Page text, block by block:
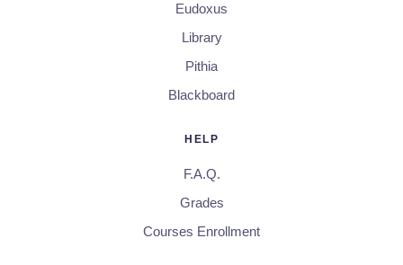
Eudoxus
Library
Pithia
Blackboard
HELP
F.A.Q.
Grades
Courses Enrollment